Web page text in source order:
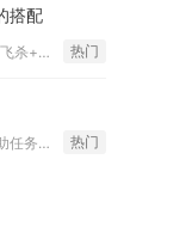
搭配
影之刃魂绝影70级技能的最优搭配为上链影杀+飞杀+凝气之刃+... 热门
明日之后生存专区每日固定任务为5个，包含援助任务、生存达人、... 热门